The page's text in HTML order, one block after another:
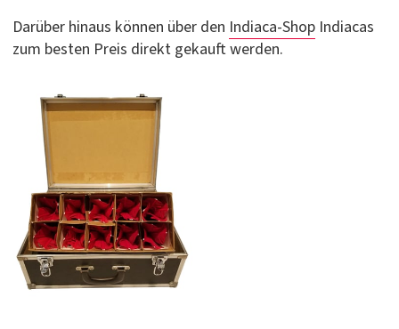
Darüber hinaus können über den Indiaca-Shop Indiacas
zum besten Preis direkt gekauft werden.